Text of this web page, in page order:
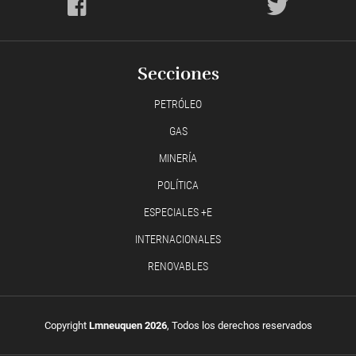
Secciones
PETRÓLEO
GAS
MINERÍA
POLÍTICA
ESPECIALES +E
INTERNACIONALES
RENOVABLES
Copyright Lmneuquen 2026, Todos los derechos reservados